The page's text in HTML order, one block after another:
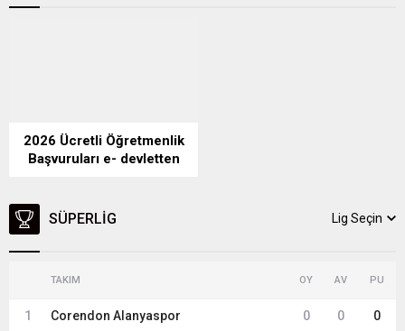
2026 Ücretli Öğretmenlik
Başvuruları e- devletten
SÜPERLIG Lig Seçin
TAKIM OY AV PU
1 Corendon Alanyaspor 0 0 0